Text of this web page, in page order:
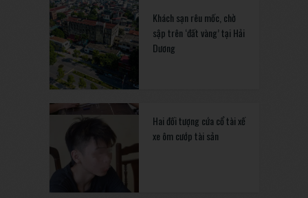
Khách sạn rêu mốc, chờ
sập trên ‘đất vàng’ tại Hải
Dương
Hai đối tượng cứa cổ tài xế
xe ôm cướp tài sản